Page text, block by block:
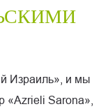
Израиль», и мы
«Azrieli Sarona»,